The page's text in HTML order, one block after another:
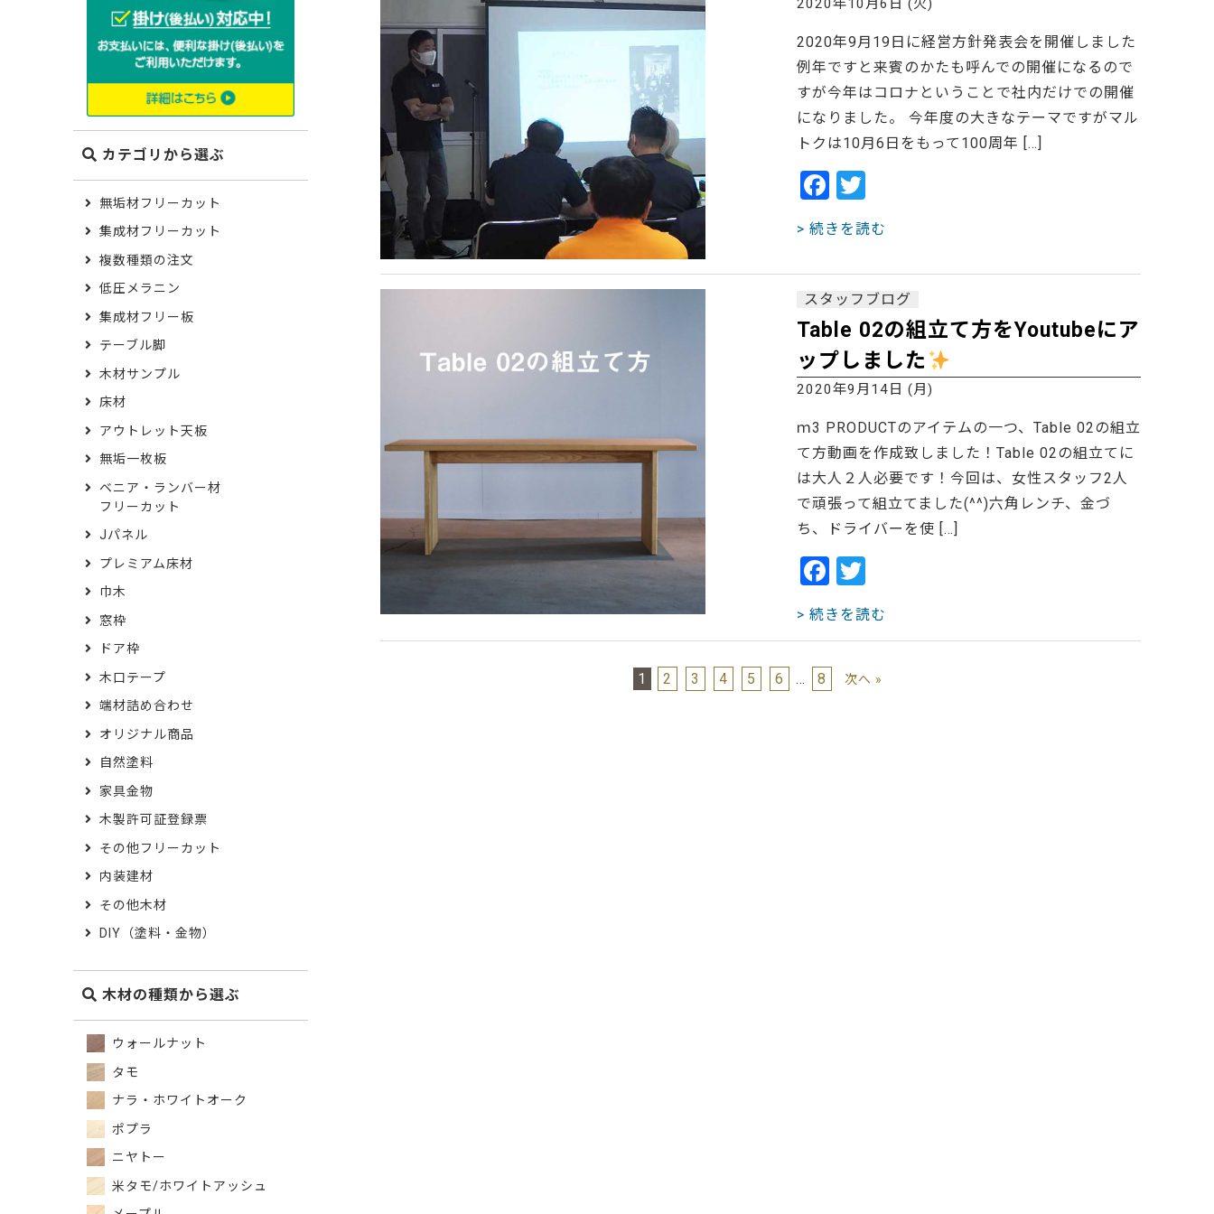
k
2020年10月6日 (火)
2020年9月19日に経営方針発表会を開催しました
例年ですと来賓のかたも呼んでの開催になるので
すが今年はコロナということで社内だけでの開催
になりました。 今年度の大きなテーマですがマル
トクは10月6日をもって100周年 […]
F
a
c
e
b
o
o
k
w
itt
er
> 続きを読む
スタッフブログ
Table 02の組立て方をYoutubeにア
ップしました
2020年9月14日 (月)
ｍ3 PRODUCTのアイテムの一つ、Table 02の組立
て方動画を作成致しました！Table 02の組立てに
は大人２人必要です！今回は、女性スタッフ2人
で頑張って組立てました(^^)六角レンチ、金づ
ち、ドライバーを使 […]
F
a
c
e
b
w
itt
> 続きを読む
1 2 3 4 5 6 … 8 次へ »
カテゴリから選ぶ
無垢材フリーカット
集成材フリーカット
複数種類の注文
低圧メラニン
集成材フリー板
テーブル脚
木材サンプル
床材
アウトレット天板
無垢一枚板
ベニア・ランバー材
フリーカット
Jパネル
プレミアム床材
巾木
窓枠
ドア枠
木口テープ
端材詰め合わせ
オリジナル商品
自然塗料
家具金物
木製許可証登録票
その他フリーカット
内装建材
その他木材
DIY（塗料・金物）
木材の種類から選ぶ
ウォールナット
タモ
ナラ・ホワイトオーク
ポプラ
ニヤトー
米タモ/ホワイトアッシュ